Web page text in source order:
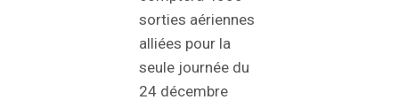
sorties aériennes
alliées pour la
seule journée du
24 décembre